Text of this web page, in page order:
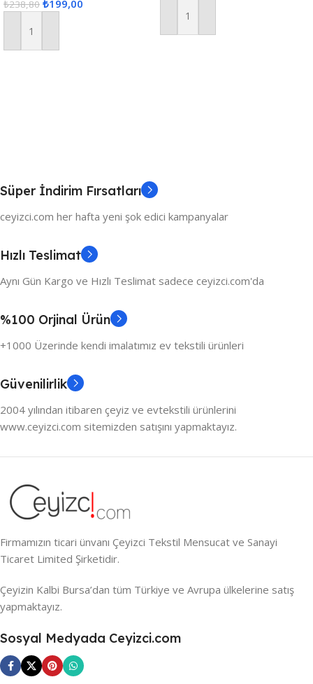
₺238,80 ₺199,00
Sepete Ekle
Sepete Ekle
Süper İndirim Fırsatları
ceyizci.com her hafta yeni şok edici kampanyalar
Hızlı Teslimat
Aynı Gün Kargo ve Hızlı Teslimat sadece ceyizci.com'da
%100 Orjinal Ürün
+1000 Üzerinde kendi imalatımız ev tekstili ürünleri
Güvenilirlik
2004 yılından itibaren çeyiz ve evtekstili ürünlerini
www.ceyizci.com sitemizden satışını yapmaktayız.
Firmamızın ticari ünvanı Çeyizci Tekstil Mensucat ve Sanayi
Ticaret Limited Şirketidir.
Çeyizin Kalbi Bursa’dan tüm Türkiye ve Avrupa ülkelerine satış
yapmaktayız.
Sosyal Medyada Ceyizci.com